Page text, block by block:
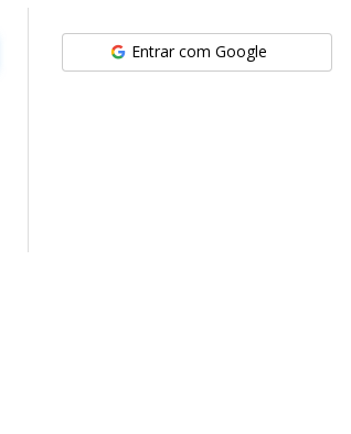
Entrar com Google